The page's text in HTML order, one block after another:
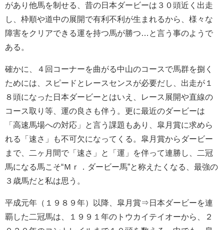
があり他馬を制せる、昔の日本ダービーは３０頭近く出走
し、枠順や道中の展開で有利不利が生まれるから、様々な
障害をクリアできる運を持つ馬が勝つ…と言う事のようで
ある。
確かに、４回コーナーを曲がる中山のコースで馬群を捌く
ためには、スピードとレースセンスが必要だし、出走が１
８頭になった日本ダービーとはいえ、レース展開や直線の
コース取り等、運の良さも伴う。更に最近のダービーは
「高速馬場への対応」と言う課題もあり、皐月賞に求めら
れる「速さ」も不可欠になってくる。皐月賞からダービー
まで、二ヶ月間で「速さ」と「運」を伴って連勝し、二冠
馬になる馬こそ“Ｍｒ．ダービー馬”と称えたくなる、最強の
３歳馬だと私は思う。
平成元年（１９８９年）以降、皐月賞⇒日本ダービーを連
覇した二冠馬は、１９９１年のトウカイテイオーから、２